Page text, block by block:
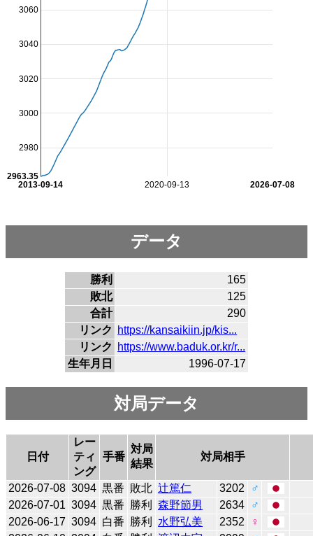
2020-09-13
2013-09-14 2026-07-08
2980
3000
3020
3040
3060
2963.35
データ
勝利
165
敗北
125
合計
290
リンク
https://kansaikiin.jp/kis...
リンク
https://www.baduk.or.kr/r...
生年月日
1996-07-17
対局データ
日付
レー
ティ
ング
手番
対局
結果
対局相手
2026-07-08 3094 黒番 敗北 辻󠄀篤仁 3202
♂
2026-07-01 3094 黒番 勝利 森野節男 2634
♂
2026-06-17 3094 白番 勝利 水野弘美 2352
♀